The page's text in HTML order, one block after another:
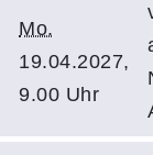
Mo.
19.04.2027,
9.00 Uhr